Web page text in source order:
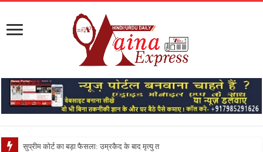
सुप्रीम कोर्ट का बड़ा फैसला: उम्रकैद के बाद मृत्यु तक जेल में रखने की सज